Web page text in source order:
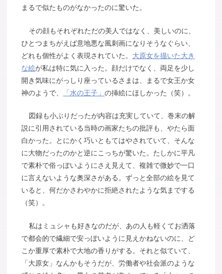
まるで似たものがなかったのに驚いた。
その顔もそれぞれただの美人ではなく、美しいのに、
ひとつまちがえば意地悪な風刺画になりそうなぐらい、
どれも個性がよく表現されていた。 大原女を描いた大き
な絵が私は特に気に入った。顔だけでなく、両足を少し
開き気味にがっしり座っているさまは、まるで女王か女
神のようで、
「水の王子」の挿絵にほしかった（笑）。
図録も小ぶりだったが内容は充実していて、巻末の解
説に引用されている当時の画家たちの批評も、やたら面
白かった。とにかく巧いともてはやされていて、そんな
に大物だったのかと逆にこっちが驚いた。たしかに平凡
で素朴で俗っぽいようにさえ見えて、複雑で微妙で一口
に言えないような奥深さがある。ずっと全部の絵を見て
いると、何だかさわやかに拒絶されたような気までする
（笑）。
私はミュシャも好きなのだが、あの人も軽くてお洒落
で都会的で繊細で安っぽいように見えかねないのに、ど
こか重厚で素朴で大地の香りがする。それと似ていて、
「大原女」なんかもそうだが、労働者や社会派のような